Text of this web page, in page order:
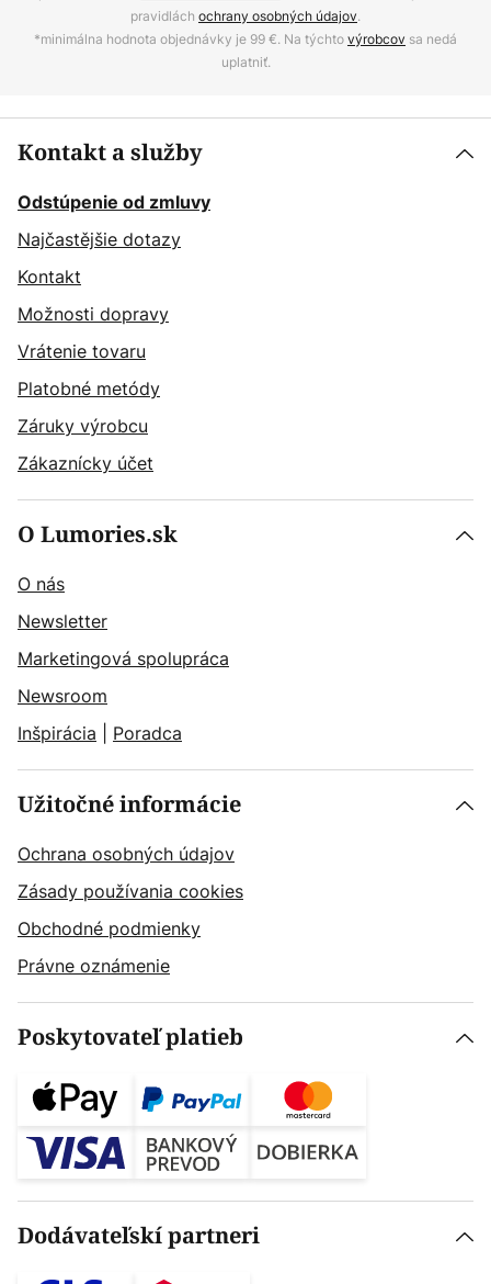
pravidlách ochrany osobných údajov.
*minimálna hodnota objednávky je 99 €. Na týchtovýrobcov sa nedá
uplatniť.
Kontakt a služby
Odstúpenie od zmluvy
Najčastějšie dotazy
Kontakt
Možnosti dopravy
Vrátenie tovaru
Platobné metódy
Záruky výrobcu
Zákaznícky účet
O Lumories.sk
O nás
Newsletter
Marketingová spolupráca
Newsroom
Inšpirácia
Poradca
Užitočné informácie
Ochrana osobných údajov
Zásady používania cookies
Obchodné podmienky
Právne oznámenie
Poskytovateľ platieb
Dodávateľskí partneri